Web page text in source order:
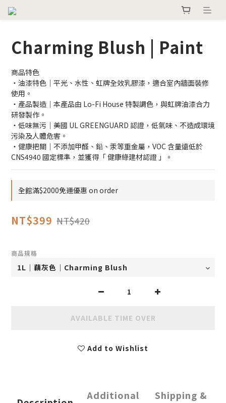
Charming Blush | Paint
商品特色
・油漆特色｜平光、水性、虹牌全效乳膠漆，適合室內牆面裝修
使用。
・產品製造｜本產品由 Lo-Fi House 特製調色，與虹牌油漆合力
研發製作。
・低味無污｜美國 UL GREENGUARD 認證，低氣味、不造成環境
污染及人體危害。
・健康把關｜不添加甲醛、鉛、汞等重金屬，VOC 含量遠低於
CNS4940 國定標準，並獲得「 健康綠建材認證 」。
全館滿$2000免運優惠 on order
NT$399 NT$420
商品規格
AVAILABLE TIME OVER
Add to Wishlist
Additional
Shipping &